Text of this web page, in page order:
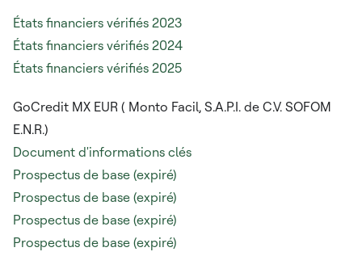
États financiers vérifiés 2023
États financiers vérifiés 2024
États financiers vérifiés 2025
GoCredit MX EUR ( Monto Facil, S.A.P.I. de C.V. SOFOM
E.N.R.)
Document d'informations clés
Prospectus de base (expiré)
Prospectus de base (expiré)
Prospectus de base (expiré)
Prospectus de base (expiré)